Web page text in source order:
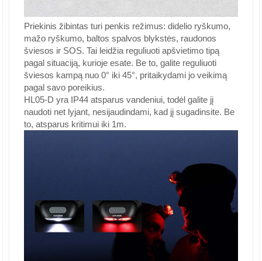
Priekinis žibintas turi penkis režimus: didelio ryškumo,
mažo ryškumo, baltos spalvos blykstės, raudonos
šviesos ir SOS. Tai leidžia reguliuoti apšvietimo tipą
pagal situaciją, kurioje esate. Be to, galite reguliuoti
šviesos kampą nuo 0° iki 45°, pritaikydami jo veikimą
pagal savo poreikius.
HL05-D yra IP44 atsparus vandeniui, todėl galite jį
naudoti net lyjant, nesijaudindami, kad jį sugadinsite. Be
to, atsparus kritimui iki 1m.